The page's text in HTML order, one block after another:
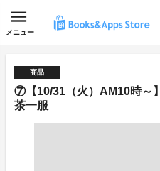
メニュー
商品
⑦【10/31（火）AM10時～
茶一服